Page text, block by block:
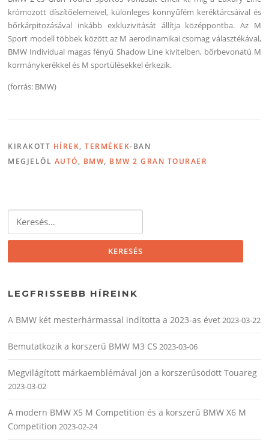
krómozott díszítőelemeivel, különleges könnyűfém keréktárcsáival és
bőrkárpitozásával inkább exkluzivitását állítja középpontba. Az M
Sport modell többek között az M aerodinamikai csomag választékával,
BMW Individual magas fényű Shadow Line kivitelben, bőrbevonatú M
kormánykerékkel és M sportülésekkel érkezik.
(forrás: BMW)
KIRAKOTT HÍREK,TERMÉKEK-BAN
MEGJELÖL AUTÓ, BMW, BMW 2 GRAN TOURAER
Keresés:
LEGFRISSEBB HÍREINK
A BMW két mesterhármassal indította a 2023-as évet2023-03-22
Bemutatkozik a korszerű BMW M3 CS 2023-03-06
Megvilágított márkaemblémával jön a korszerűsödött Touareg
2023-03-02
A modern BMW X5 M Competition és a korszerű BMW X6 M
Competition 2023-02-24